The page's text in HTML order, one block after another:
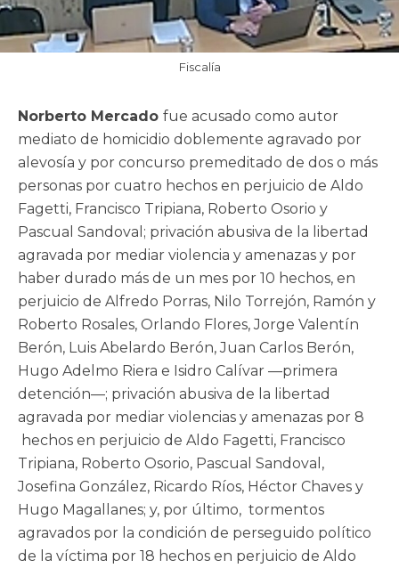
Fiscalía
Norberto Mercado fue acusado como autor
mediato de homicidio doblemente agravado por
alevosía y por concurso premeditado de dos o más
personas por cuatro hechos en perjuicio de Aldo
Fagetti, Francisco Tripiana, Roberto Osorio y
Pascual Sandoval; privación abusiva de la libertad
agravada por mediar violencia y amenazas y por
haber durado más de un mes por 10 hechos, en
perjuicio de Alfredo Porras, Nilo Torrejón, Ramón y
Roberto Rosales, Orlando Flores, Jorge Valentín
Berón, Luis Abelardo Berón, Juan Carlos Berón,
Hugo Adelmo Riera e Isidro Calívar —primera
detención—; privación abusiva de la libertad
agravada por mediar violencias y amenazas por 8
hechos en perjuicio de Aldo Fagetti, Francisco
Tripiana, Roberto Osorio, Pascual Sandoval,
Josefina González, Ricardo Ríos, Héctor Chaves y
Hugo Magallanes; y, por último, tormentos
agravados por la condición de perseguido político
de la víctima por 18 hechos en perjuicio de Aldo